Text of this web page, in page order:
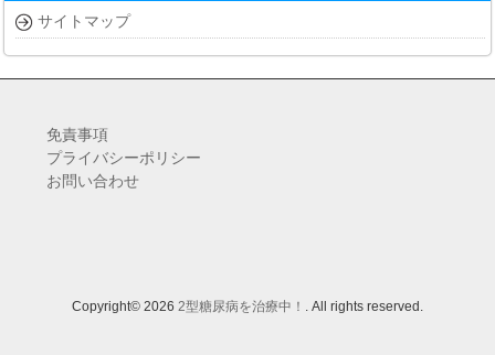
サイトマップ
免責事項
プライバシーポリシー
お問い合わせ
Copyright© 2026 2型糖尿病を治療中！ . All rights reserved.